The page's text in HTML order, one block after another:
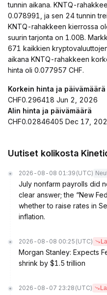
tunnin aikana. KNTQ-
0.078991, ja sen 24 tunnin
KNTQ-rahakkeen kierrossa
suurin tarjonta on 1.00B.
671 kaikkien
aikana KNTQ-rahakkeen
hinta oli 0.077957 CHF.
Korkein hinta ja päivämäärä
CHF0.296418 Jun 2, 2026
Alin hinta ja päivämäärä
CHF0.02846405 Dec 17,
Uutiset kolikosta
2026-08-08 01:39 (UTC)
July nonfarm payrolls did
clear answer; the “New
whether to raise rates in
inflation.
2026-08-08 00:25 (UTC)
Morgan Stanley: Expects
shrink by $1.5 trillion
2026-08-07 23:28 (UTC)